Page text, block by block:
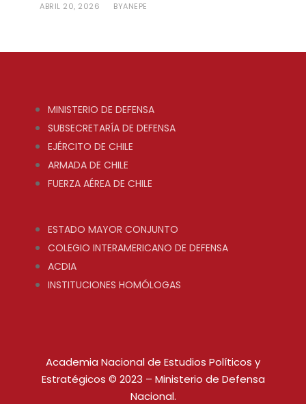
ABRIL 20, 2026 BYANEPE
MINISTERIO DE DEFENSA
SUBSECRETARÍA DE DEFENSA
EJÉRCITO DE CHILE
ARMADA DE CHILE
FUERZA AÉREA DE CHILE
ESTADO MAYOR CONJUNTO
COLEGIO INTERAMERICANO DE DEFENSA
ACDIA
INSTITUCIONES HOMÓLOGAS
Academia Nacional de Estudios Políticos y
Estratégicos © 2023 – Ministerio de Defensa
Nacional.